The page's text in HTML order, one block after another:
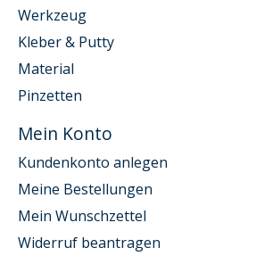
Werkzeug
Kleber & Putty
Material
Pinzetten
Mein Konto
Kundenkonto anlegen
Meine Bestellungen
Mein Wunschzettel
Widerruf beantragen